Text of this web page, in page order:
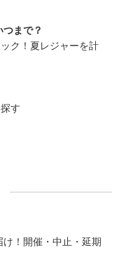
まで？
ク！夏レジャーを計
す
！開催・中止・延期